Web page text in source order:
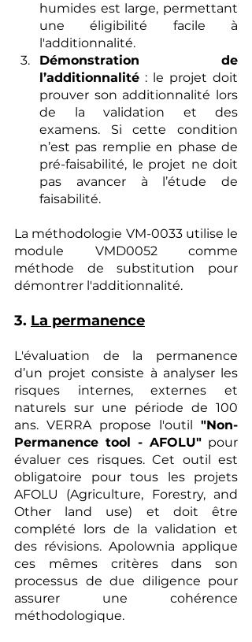
humides est large, permettant
une éligibilité facile à
l'additionnalité.
Démonstration de
l’additionnalité : le projet doit
prouver son additionnalité lors
de la validation et des
examens. Si cette condition
n’est pas remplie en phase de
pré-faisabilité, le projet ne doit
pas avancer à l’étude de
faisabilité.
La méthodologie VM-0033 utilise le
module VMD0052 comme
méthode de substitution pour
démontrer l'additionnalité.
3. La permanence
L'évaluation de la permanence
d’un projet consiste à analyser les
risques internes, externes et
naturels sur une période de 100
ans. VERRA propose l'outil "Non-
Permanence tool - AFOLU" pour
évaluer ces risques. Cet outil est
obligatoire pour tous les projets
AFOLU (Agriculture, Forestry, and
Other land use) et doit être
complété lors de la validation et
des révisions. Apolownia applique
ces mêmes critères dans son
processus de due diligence pour
assurer une cohérence
méthodologique.